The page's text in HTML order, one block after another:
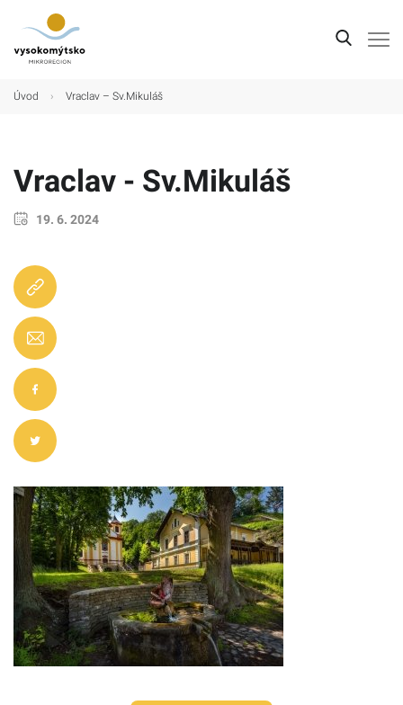
Úvod › Vraclav – Sv.Mikuláš
Vraclav - Sv.Mikuláš
19. 6. 2024
Úvod
Kontakt